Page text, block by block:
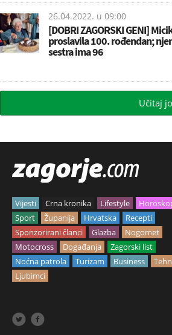
26.04.2022. u 09:00
[DOBRI ZAGORSKI GENI]
proslavila 100. rođendan;
sestra ima 96
Učitaj
Vijesti Crna kronika Lifestyle
Sport
Županija Hrvatska
Recepti
Sponzorirani članci
Glazba
Nogomet
Motocross
Događanja
Zagorski list
Noćna patrola
Turizam Business
Ljubimci
 